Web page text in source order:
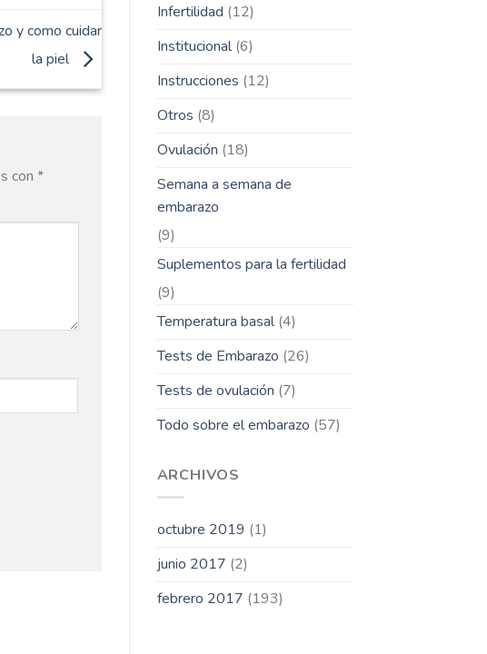
y como cuidar
la piel
con *
Infertilidad (12)
Institucional(6)
Instrucciones (12)
Otros (8)
Ovulación (18)
Semana a semana de
embarazo
(9)
Suplementos para la fertilidad
(9)
Temperatura basal(4)
Tests de Embarazo (26)
Tests de ovulación (7)
Todo sobre el embarazo (57)
ARCHIVOS
octubre 2019 (1)
junio 2017 (2)
febrero 2017 (193)